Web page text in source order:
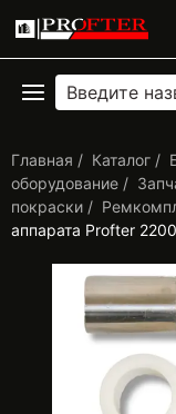
Главная Каталог
оборудование
покраски
аппарата Profter